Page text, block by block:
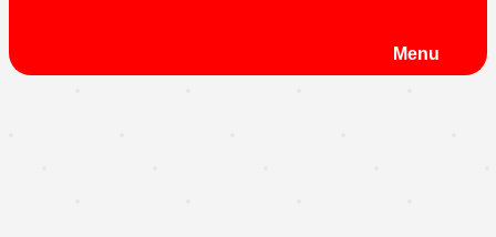
Menu